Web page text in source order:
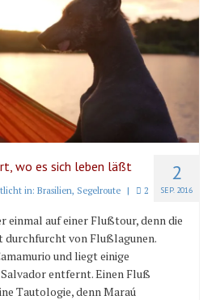
2
SEP. 2016
wo es sich leben läßt
in: Brasilien, Segelroute | 2
einmal auf einer Flußtour, denn die
durchfurcht von Flußlagunen.
und liegt einige
entfernt. Einen Fluß
Tautologie, denn Maraú